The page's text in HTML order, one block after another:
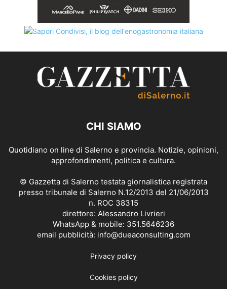
CHI SIAMO
Quotidiano on line di Salerno e provincia. Notizie, opinioni,
approfondimenti, politica e cultura.
© Gazzetta di Salerno testata giornalistica registrata
presso tribunale di Salerno N.12/2013 del 21/06/2013
n. ROC 38315
direttore: Alessandro Livrieri
WhatsApp & mobile: 351.5646236
email pubblicità: info@dueaconsulting.com
Privacy policy
Cookies policy